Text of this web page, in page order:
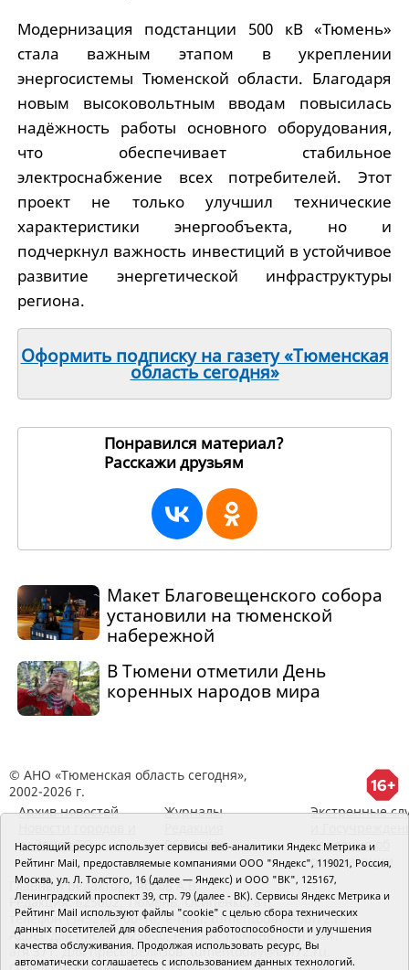
Модернизация подстанции 500 кВ «Тюмень»
стала важным этапом в укреплении
энергосистемы Тюменской области. Благодаря
новым высоковольтным вводам повысилась
надёжность работы основного оборудования,
что обеспечивает стабильное
электроснабжение всех потребителей. Этот
проект не только улучшил технические
характеристики энергообъекта, но и
подчеркнул важность инвестиций в устойчивое
развитие энергетической инфраструктуры
региона.
Оформить подписку на газету «Тюменская
область сегодня»
Понравился материал?
Расскажи друзьям
Макет Благовещенского собора
установили на тюменской
набережной
В Тюмени отметили День
коренных народов мира
© АНО «Тюменская область сегодня»,
2002-2026 г.
Архив новостей
районов ТО
Журналы
RSS поток
Экстренные
Сведения об
организации
Главный редактор Рябков А.В.
Редакция: 625002, Тюмень, Осипенко, 81,
телефон (3452)49-00-18, e-mail: tumentoday@obl72.ru
Адрес для писем: 625000, Россия, Тюмень, Почтамт,
а/я 371. Для пресс-релизов: tumentoday@obl72.ru.
Настоящий ресурс использует сервисы веб-аналитики Яндекс Метрика и
Рейтинг Mail, предоставляемые компаниями ООО "Яндекс", 119021, Россия,
Москва, ул. Л. Толстого, 16 (далее — Яндекс) и ООО "ВК", 125167,
Ленинградский проспект 39, стр. 79 (далее - ВК). Сервисы Яндекс Метрика и
Рейтинг Mail используют файлы "cookie" с целью сбора технических
данных посетителей для обеспечения работоспособности и улучшения
качества обслуживания. Продолжая использовать ресурс, Вы
автоматически соглашаетесь с использованием данных технологий.